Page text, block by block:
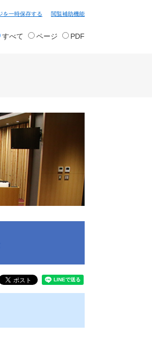
を一時保存する 閲覧補助機能
すべて ページ PDF